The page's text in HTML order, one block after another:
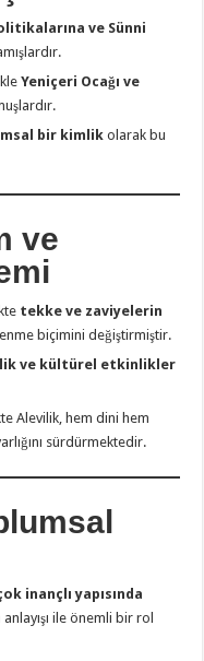
ve Sünni
Yeniçeri Ocağı ve
bir kimlikolarak bu
ve
tekke ve zaviyelerin
biçimini değiştirmiştir.
ve kültürel etkinlikler
Alevilik, hem dini hem
sürdürmektedir.
inançlı yapısında
ile önemli bir rol